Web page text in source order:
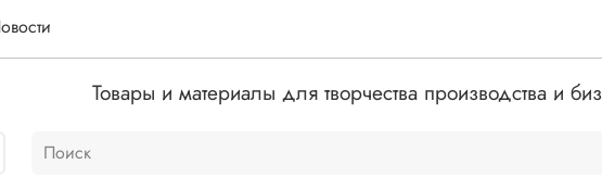
Товары и материалы для творчества производства и